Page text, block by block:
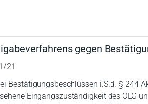
gegen
21
Bestätigungsbeschlüssen i.S.d. § 244
Eingangszuständigkeit des OLG